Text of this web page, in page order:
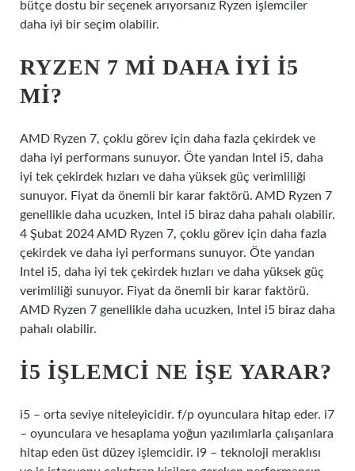
bütçe dostu bir seçenek arıyorsanız Ryzen işlemciler
daha iyi bir seçim olabilir.
RYZEN 7 MI DAHA IYI I5
MI?
AMD Ryzen 7, çoklu görev için daha fazla çekirdek ve
daha iyi performans sunuyor. Öte yandan Intel i5, daha
iyi tek çekirdek hızları ve daha yüksek güç verimliliği
sunuyor. Fiyat da önemli bir karar faktörü. AMD Ryzen 7
genellikle daha ucuzken, Intel i5 biraz daha pahalı olabilir.
4 Şubat 2024 AMD Ryzen 7, çoklu görev için daha fazla
çekirdek ve daha iyi performans sunuyor. Öte yandan
Intel i5, daha iyi tek çekirdek hızları ve daha yüksek güç
verimliliği sunuyor. Fiyat da önemli bir karar faktörü.
AMD Ryzen 7 genellikle daha ucuzken, Intel i5 biraz daha
pahalı olabilir.
I5 IŞLEMCI NE IŞE YARAR?
i5 – orta seviye niteleyicidir. f/p oyunculara hitap eder. i7
– oyunculara ve hesaplama yoğun yazılımlarla çalışanlara
hitap eden üst düzey işlemcidir. i9 – teknoloji meraklısı